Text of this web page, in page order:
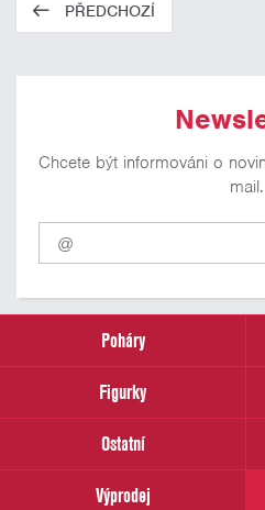
PŘEDCHOZÍ
Chcete být informováni o
mail.
Pro
odběr
našich
email
Poháry
Figurky
Ostatní
Výprodej